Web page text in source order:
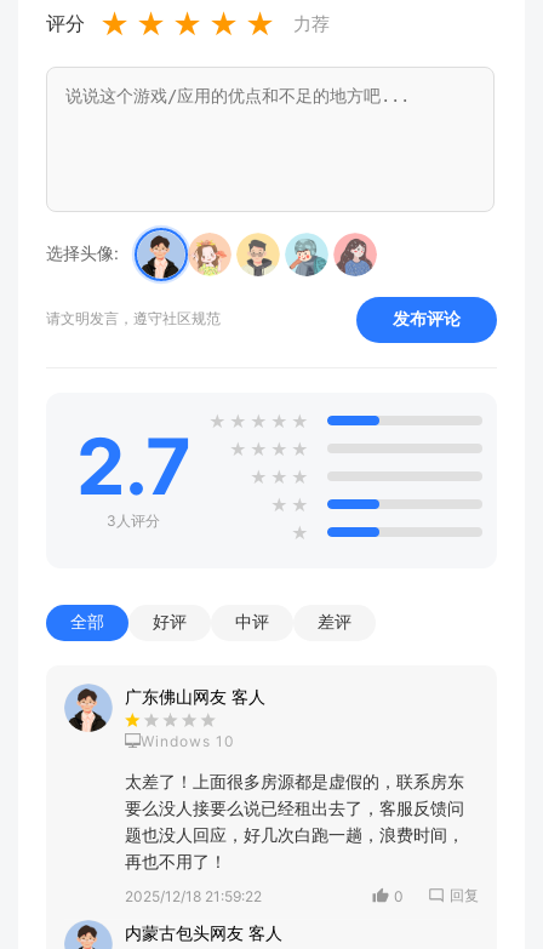
评分 ★ ★ ★ ★ ★ 力荐
选择头像:
请文明发言，遵守社区规范 发布评论
2.7
3人评分
★ ★ ★ ★ ★
★ ★ ★ ★
★ ★ ★
★ ★
★
全部 好评 中评 差评
广东佛山网友 客人
Windows 10
太差了！上面很多房源都是虚假的，联系房东
要么没人接要么说已经租出去了，客服反馈问
题也没人回应，好几次白跑一趟，浪费时间，
再也不用了！
2025/12/18 21:59:22 0 回复
内蒙古包头网友 客人